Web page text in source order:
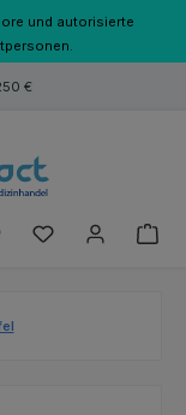
und autorisierte
€
Du hast 0